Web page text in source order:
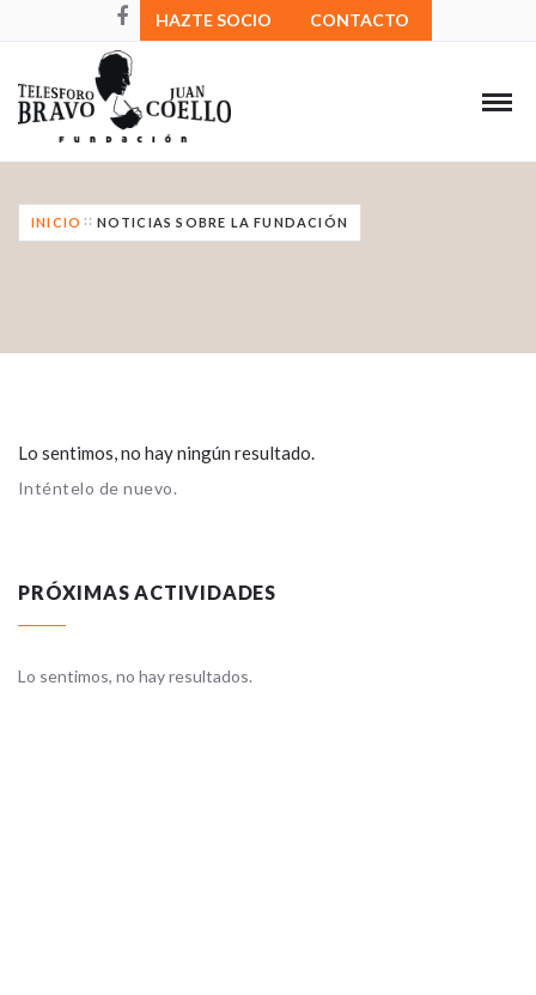
HAZTE SOCIO CONTACTO
INICIO NOTICIAS SOBRE LA FUNDACIÓN
Lo sentimos, no hay ningún resultado.
Inténtelo de nuevo.
PRÓXIMAS ACTIVIDADES
Lo sentimos, no hay resultados.